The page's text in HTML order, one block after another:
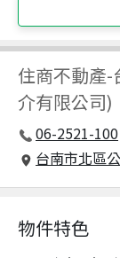
住商不動產-
介有限公司)
06-2521-100
台南市北區
物件特色